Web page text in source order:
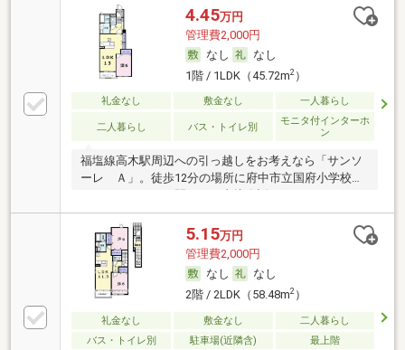
4.45万円
管理費2,000円
なし
なし
1階 / 1LDK（45.72m2）
礼金なし 敷金なし 一人暮らし
二人暮らし バス・トイレ別
モニタ付インターホ
ン
福塩線高木駅周辺への引っ越しをお考えなら「サンソ
ーレ Ａ」。徒歩12分の場所に府中市立国府小学校が
ー越しに来訪者を確認できるモニター付きインターホ
ンがあります。室内設備は浴室乾燥機・洗面所独立な
ど充実した設備を備え付けています。お湯を温め直せ
る追い焚き機能付きです。駐車場に空きがあるので車
を所有している方も安心です。多くの方にご好評の、
BS対応のアパートとなっています。メンテナンスも簡
単なエアコン付きの物件で、温度管理が楽々。2駅利
用ができるので電車の利用に役立つアパートです。
5.15万円
管理費2,000円
なし
なし
2階 / 2LDK（58.48m2）
礼金なし 敷金なし
二人暮らし
バス・トイレ別
駐車場(近隣含) 最上階